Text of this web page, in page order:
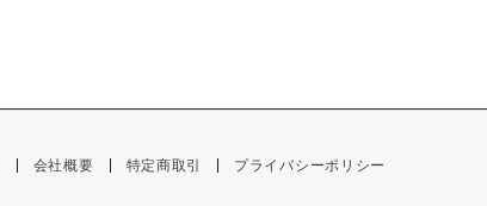
会社概要 特定商取引 プライバシーポリシー